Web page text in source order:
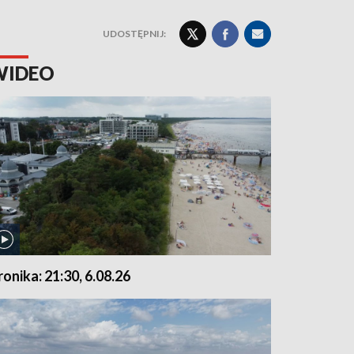
UDOSTĘPNIJ:
21:30, 6.08.26